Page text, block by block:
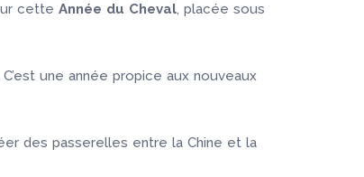
cette Année du Cheval, placée sous
une année propice aux nouveaux
des passerelles entre la Chine et la